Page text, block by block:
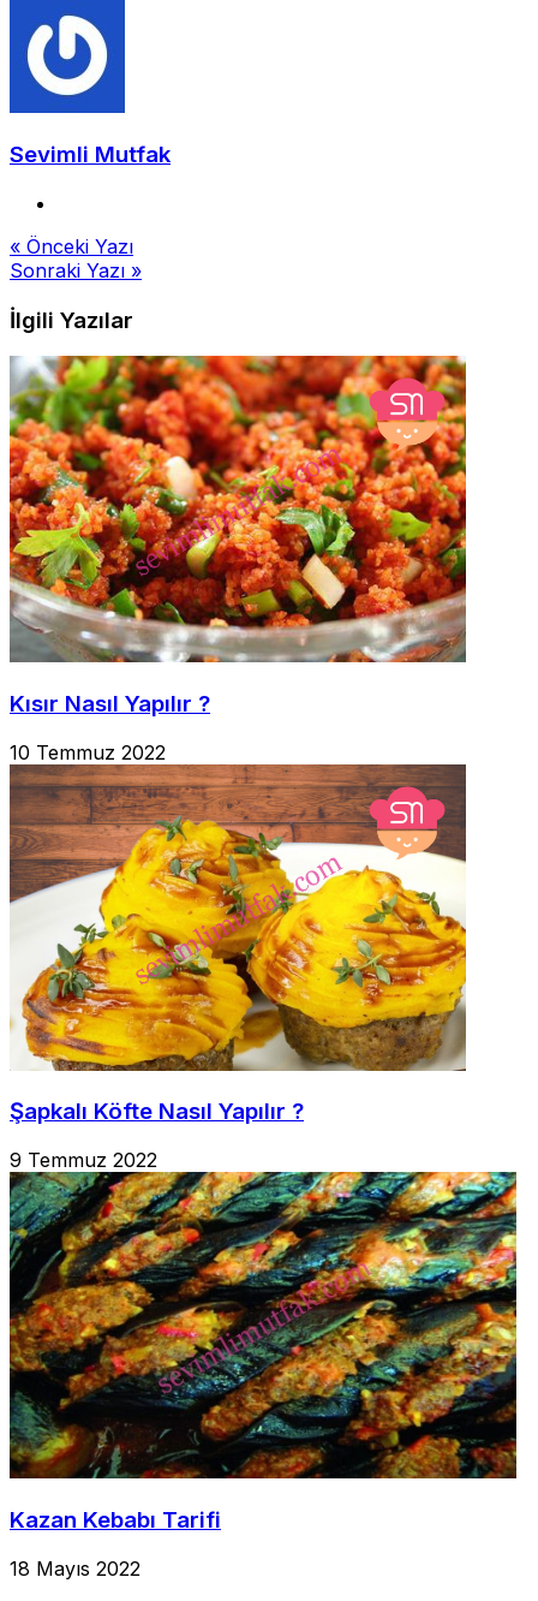
Sevimli Mutfak
Yazı
gezinmesi
« Önceki Yazı
Sonraki Yazı »
İlgili Yazılar
Kısır Nasıl Yapılır ?
10 Temmuz 2022
Şapkalı Köfte Nasıl Yapılır ?
9 Temmuz 2022
Kazan Kebabı Tarifi
18 Mayıs 2022